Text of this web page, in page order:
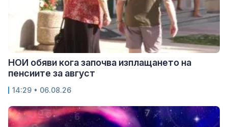
НОИ обяви кога започва изплащането на
пенсиите за август
14:29 • 06.08.26